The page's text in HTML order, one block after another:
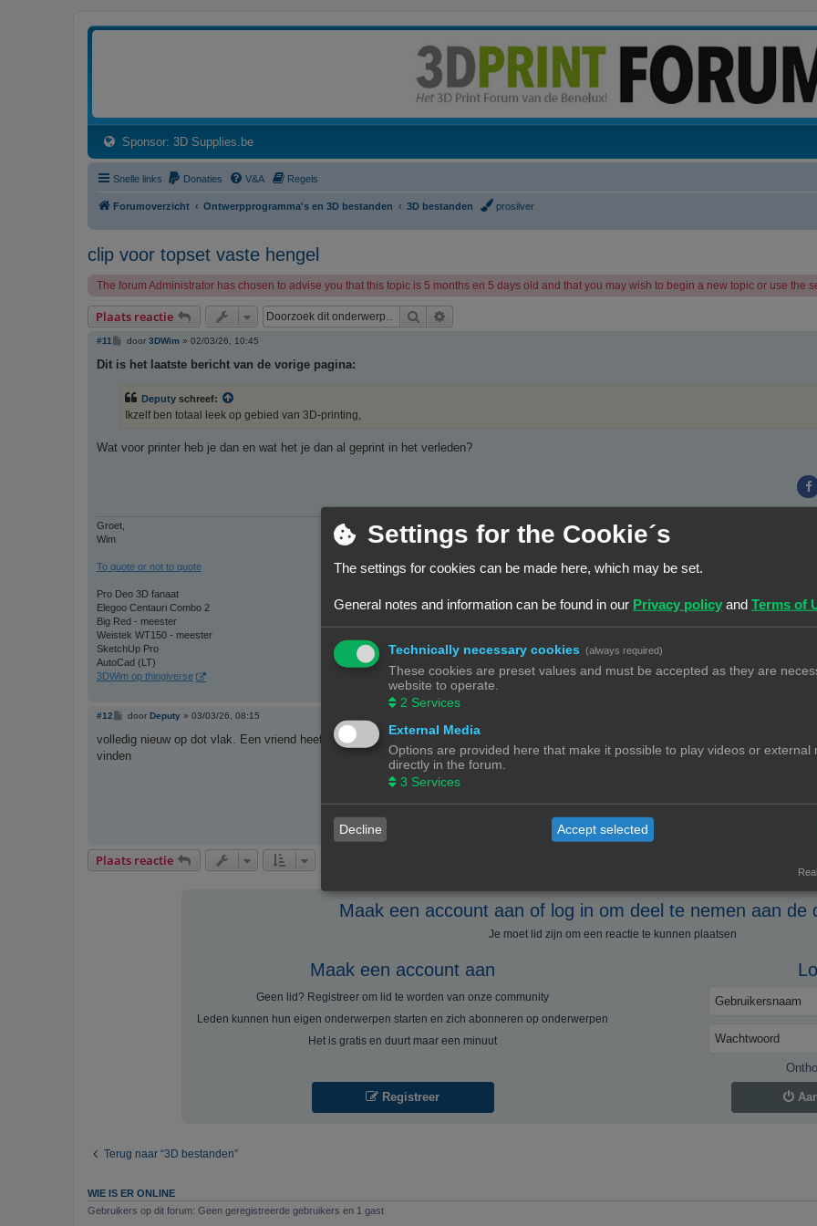
Sponsor: 3D Supplies.be(Opens a new tab)
Snelle links Donaties V&A Regels
Forumoverzicht Ontwerpprogramma's en 3D bestanden 3D bestanden prosilver
clip voor topset vaste hengel
The forum Administrator has chosen to advise you that this topic is 5 months en 5 days old and that you may wish to begin a new topic or use the
Plaats reactie Zoek
#11
B
r
h
t
door 3DWim» 02/03/26, 10:45
Dit is het laatste bericht van de vorige pagina:
Deputy schreef:
Ikzelf ben totaal leek op gebied van 3D-printing,
Wat voor printer heb je dan en wat het je dan al geprint in het verleden?
Groet,
Wim
To quote or not to quote
Pro Deo 3D fanaat
Elegoo Centauri Combo 2
Big Red - meester
Weistek WT150 - meester
SketchUp Pro
AutoCad (LT)
3DWim op thingiverse
#12
B
r
c
door Deputy» 03/03/26, 08:15
volledig nieuw op dot vlak. Een vriend heeft wel een 3D-printer en ik kan bij hem terecht voor het printen. Daarmee hopend om het
vinden
Plaats reactie
Maak een account aan of log in om deel te nemen aan de
Je moet lid zijn om een ​​reactie te kunnen plaatsen
Maak een account aan
Geen lid? Registreer om lid te worden van onze community
Leden kunnen hun eigen onderwerpen starten en zich abonneren op onderwerpen
Het is gratis en duurt maar een minuut
Registreer
Terug naar “3D bestanden”
WIE IS ER ONLINE
Gebruikers op dit forum: Geen geregistreerde gebruikers en 1 gast
Settings for the Cookie´s
The settings for cookies can be made here, which may be set.
General notes and information can be found in our Privacy policy and Terms of
Technically necessary cookies (always required)
These cookies are preset values and must be accepted as they are
website to operate.
2 Services
External Media
Options are provided here that make it possible to play videos or external
directly in the forum.
3 Services
Decline Accept selected